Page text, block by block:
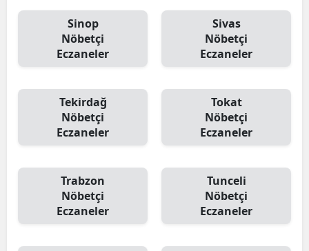
Sinop
Nöbetçi
Eczaneler
Sivas
Nöbetçi
Eczaneler
Tekirdağ
Nöbetçi
Eczaneler
Tokat
Nöbetçi
Eczaneler
Trabzon
Nöbetçi
Eczaneler
Tunceli
Nöbetçi
Eczaneler